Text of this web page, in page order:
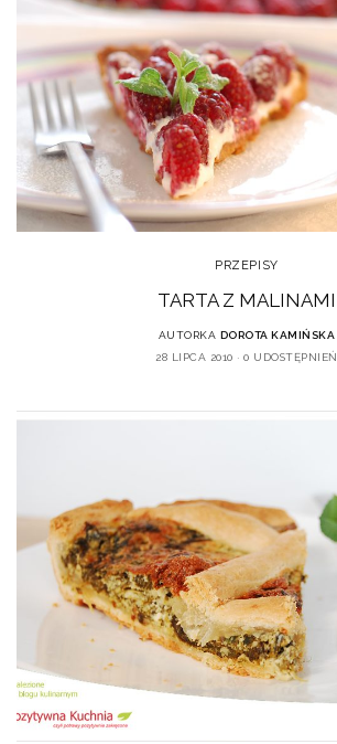
PRZEPISY
TARTA Z MALINAMI
AUTORKA DOROTA KAMIŃSKA
28 LIPCA 2010
0 UDOSTĘPNIEŃ